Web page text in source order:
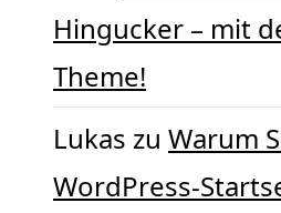
Hingucker – mit
Theme!
Lukas zu Warum
WordPress-